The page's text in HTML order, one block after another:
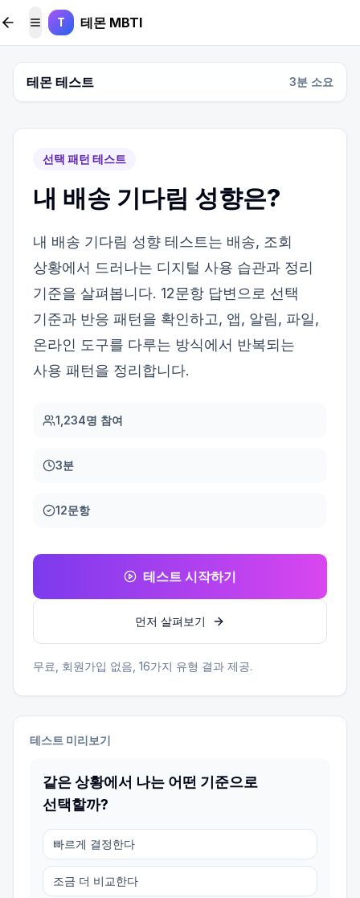
본문 바로가기
메뉴 토글
T 테몬 MBTI
테몬 테스트 3분 소요
선택 패턴 테스트
내 배송 기다림 성향은?
내 배송 기다림 성향 테스트는 배송, 조회
상황에서 드러나는 디지털 사용 습관과 정리
기준을 살펴봅니다. 12문항 답변으로 선택
기준과 반응 패턴을 확인하고, 앱, 알림, 파일,
온라인 도구를 다루는 방식에서 반복되는
사용 패턴을 정리합니다.
1,234명 참여
3분
12문항
테스트 시작하기
먼저 살펴보기
무료, 회원가입 없음, 16가지 유형 결과 제공.
테스트 미리보기
같은 상황에서 나는 어떤 기준으로
선택할까?
빠르게 결정한다
조금 더 비교한다